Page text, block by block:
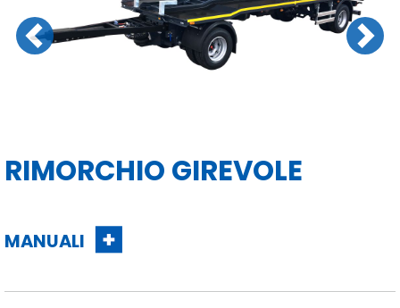
Previous Next
RIMORCHIO GIREVOLE
MANUALI